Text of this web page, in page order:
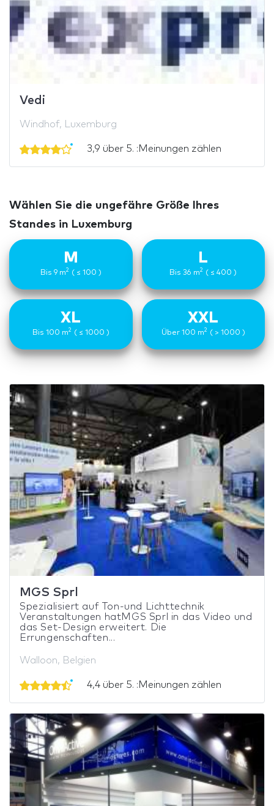
Vedi
Windhof, Luxemburg
3,9 über 5. :Meinungen zählen
Wählen Sie die ungefähre Größe Ihres
Standes in Luxemburg
M
Bis 9 m2 ( ≤ 100 )
L
Bis 36 m2 ( ≤ 400 )
XL
Bis 100 m2 ( ≤ 1000 )
XXL
Über 100 m2 ( > 1000 )
MGS Sprl
Spezialisiert auf Ton-und Lichttechnik
Veranstaltungen hatMGS Sprl in das Video und
das Set-Design erweitert. Die
Errungenschaften...
Walloon, Belgien
4,4 über 5. :Meinungen zählen